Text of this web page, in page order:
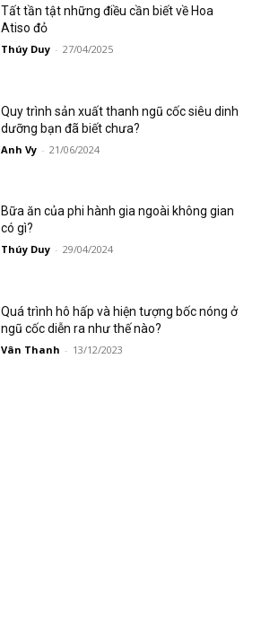
Tất tần tật những điều cần biết về Hoa
Atiso đỏ
Thúy Duy - 27/04/2025
Quy trình sản xuất thanh ngũ cốc siêu dinh
dưỡng bạn đã biết chưa?
Anh Vy - 21/06/2024
Bữa ăn của phi hành gia ngoài không gian
có gì?
Thúy Duy - 29/04/2024
Quá trình hô hấp và hiện tượng bốc nóng ở
ngũ cốc diễn ra như thế nào?
Vân Thanh - 13/12/2023